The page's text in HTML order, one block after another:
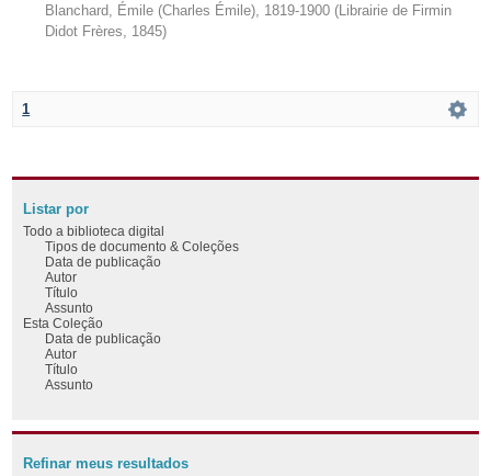
Blanchard, Émile (Charles Émile), 1819-1900 ( Librairie de Firmin
Didot Frères
1845)
1
Listar por
Todo a biblioteca digital
Tipos de documento & Coleções
Data de publicação
Autor
Título
Assunto
Esta Coleção
Data de publicação
Autor
Título
Assunto
Refinar meus resultados